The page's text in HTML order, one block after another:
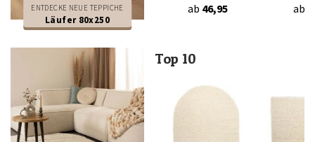
ENTDECKE NEUE TEPPICHE
Läufer 80x250
ab 46,95 ab
Top 10